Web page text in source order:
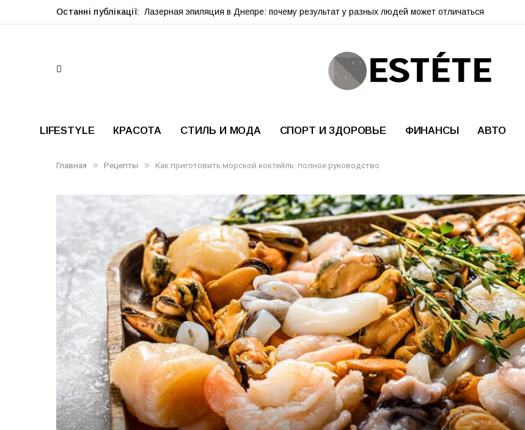
Останні публікації: Лазерная эпиляция в Днепре: почему результат у разных людей может отличаться
LIFESTYLE КРАСОТА СТИЛЬ И МОДА СПОРТ И ЗДОРОВЬЕ ФИНАНСЫ АВТО
Главная » Рецепты » Как приготовить морской коктейль: полное руководство